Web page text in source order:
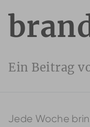
Ein Beitrag
Jede Woche